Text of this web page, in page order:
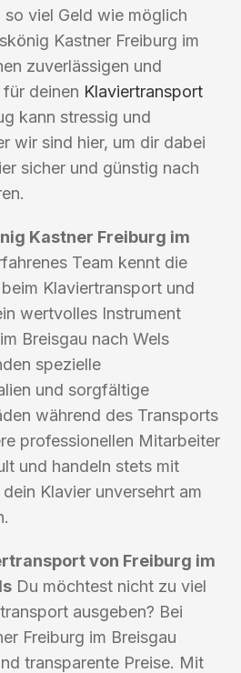
viel Geld wie möglich
Kastner Freiburg im
zuverlässigen und
deinen Klaviertransport
kann stressig und
wir sind hier, um dir dabei
sicher und günstig nach
Kastner Freiburg im
Team kennt die
Klaviertransport und
wertvolles Instrument
Breisgau nach Wels
spezielle
und sorgfältige
während des Transports
professionellen Mitarbeiter
und handeln stets mit
Klavier unversehrt am
von Freiburg im
Du möchtest nicht zu viel
ausgeben? Bei
Freiburg im Breisgau
transparente Preise. Mit